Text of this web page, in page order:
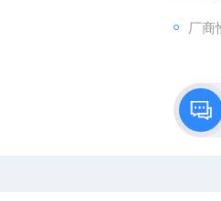
厂商